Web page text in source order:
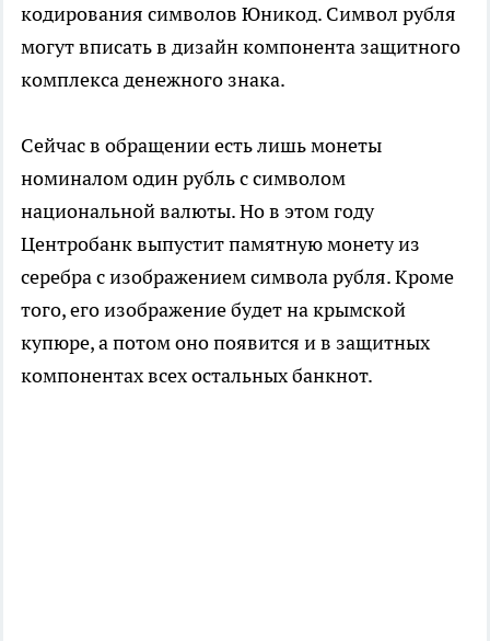
кодирования символов Юникод. Символ рубля
могут вписать в дизайн компонента защитного
комплекса денежного знака.
Сейчас в обращении есть лишь монеты
номиналом один рубль с символом
национальной валюты. Но в этом году
Центробанк выпустит памятную монету из
серебра с изображением символа рубля. Кроме
того, его изображение будет на крымской
купюре, а потом оно появится и в защитных
компонентах всех остальных банкнот.